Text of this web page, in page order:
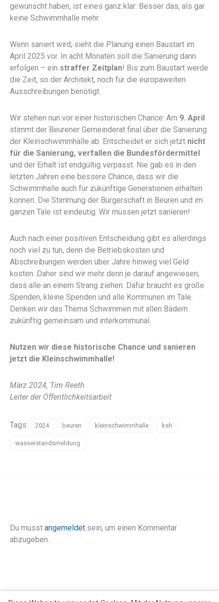
gewünscht haben, ist eines ganz klar: Besser das, als gar
keine Schwimmhalle mehr.
Wenn saniert wird, sieht die Planung einen Baustart im
April 2025 vor. In acht Monaten soll die Sanierung dann
erfolgen – ein straffer Zeitplan! Bis zum Baustart werde
die Zeit, so der Architekt, noch für die europaweiten
Ausschreibungen benötigt.
Wir stehen nun vor einer historischen Chance: Am 9. April
stimmt der Beurener Gemeinderat final über die Sanierung
der Kleinschwimmhalle ab. Entscheidet er sich jetzt nicht
für die Sanierung, verfallen die Bundesfördermittel
und der Erhalt ist endgültig verpasst. Nie gab es in den
letzten Jahren eine bessere Chance, dass wir die
Schwimmhalle auch für zukünftige Generationen erhalten
können. Die Stimmung der Bürgerschaft in Beuren und im
ganzen Täle ist eindeutig: Wir müssen jetzt sanieren!
Auch nach einer positiven Entscheidung gibt es allerdings
noch viel zu tun, denn die Betriebskosten und
Abschreibungen werden über Jahre hinweg viel Geld
kosten. Daher sind wir mehr denn je darauf angewiesen,
dass alle an einem Strang ziehen. Dafür braucht es große
Spenden, kleine Spenden und alle Kommunen im Täle.
Denken wir das Thema Schwimmen mit allen Bädern
zukünftig gemeinsam und interkommunal.
Nutzen wir diese historische Chance und sanieren
jetzt die Kleinschwimmhalle!
März 2024, Tim Reeth
Leiter der Öffentlichkeitsarbeit
Tags: 2024 beuren kleinschwimmhalle ksh
wasserstandsmeldung
Du musst angemeldet sein, um einen Kommentar
abzugeben.